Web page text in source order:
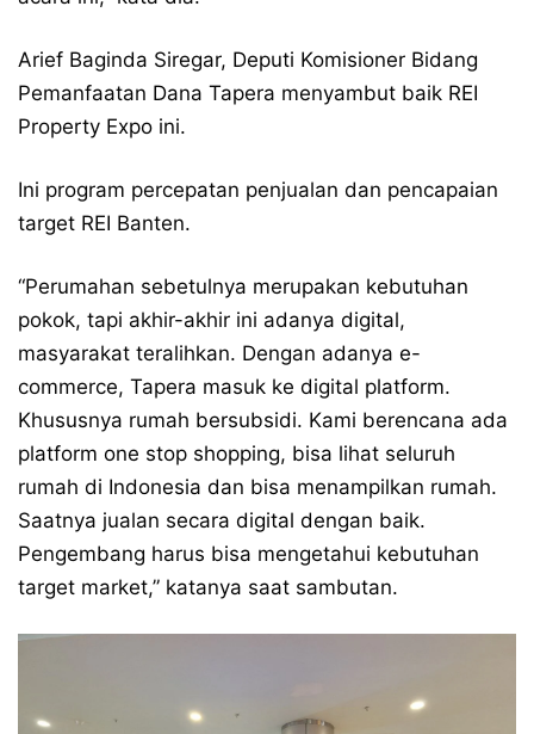
Arief Baginda Siregar, Deputi Komisioner Bidang
Pemanfaatan Dana Tapera menyambut baik REI
Property Expo ini.
Ini program percepatan penjualan dan pencapaian
target REI Banten.
“Perumahan sebetulnya merupakan kebutuhan
pokok, tapi akhir-akhir ini adanya digital,
masyarakat teralihkan. Dengan adanya e-
commerce, Tapera masuk ke digital platform.
Khususnya rumah bersubsidi. Kami berencana ada
platform one stop shopping, bisa lihat seluruh
rumah di Indonesia dan bisa menampilkan rumah.
Saatnya jualan secara digital dengan baik.
Pengembang harus bisa mengetahui kebutuhan
target market,” katanya saat sambutan.